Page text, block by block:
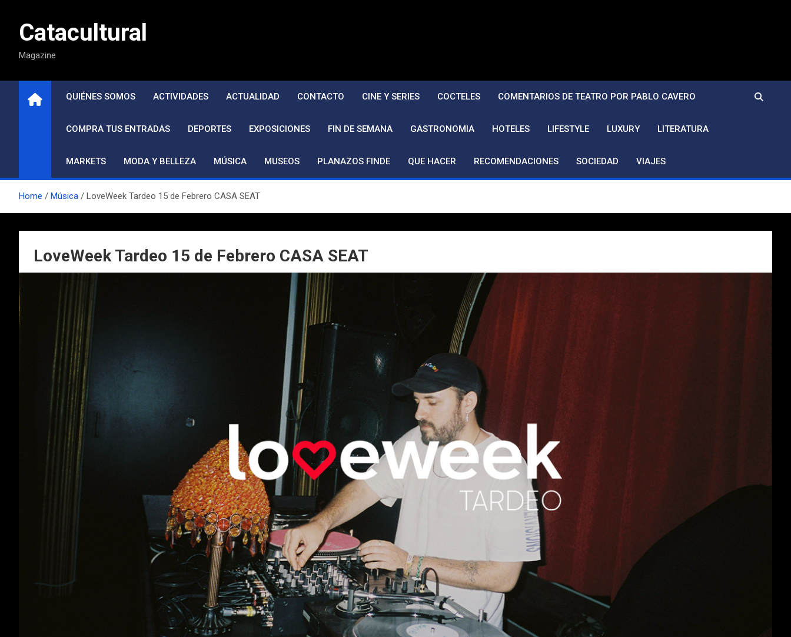
contenidoCatacultural
Magazine
QUIÉNES SOMOS ACTIVIDADES ACTUALIDAD CONTACTO CINE Y SERIES COCTELES COMENTARIOS DE TEATRO POR PABLO CAVERO
COMPRA TUS ENTRADAS DEPORTES EXPOSICIONES FIN DE SEMANA GASTRONOMIA HOTELES LIFESTYLE LUXURY LITERATURA
MARKETS MODA Y BELLEZA MÚSICA MUSEOS PLANAZOS FINDE QUE HACER RECOMENDACIONES SOCIEDAD VIAJES
Home Música LoveWeek Tardeo 15 de Febrero CASA SEAT
LoveWeek Tardeo 15 de Febrero CASA SEAT